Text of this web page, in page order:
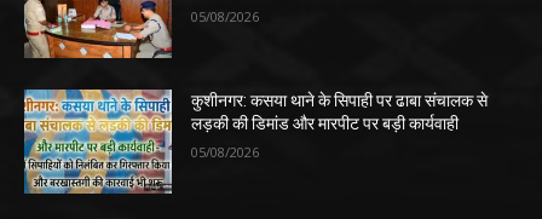
05/08/2026
कुशीनगर: कसया थाने के सिपाही पर ढाबा संचालक से
लड़की की डिमांड और मारपीट पर बड़ी कार्यवाही
05/08/2026